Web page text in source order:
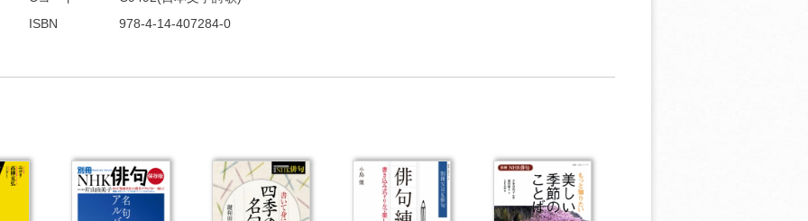
ISBN
978-4-14-407284-0